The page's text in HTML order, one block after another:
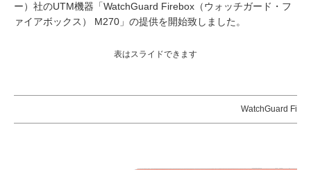
ー）社のUTM機器「WatchGuard Firebox（ウォッチガード・フ
ァイアボックス） M270」の提供を開始致しました。
表はスライドできます
WatchGuard